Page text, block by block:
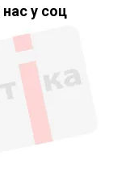
у соц